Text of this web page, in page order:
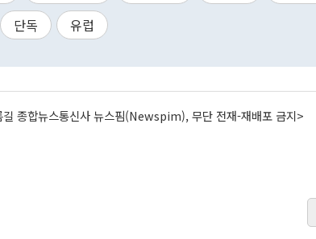
단독 유럽
종합뉴스통신사 뉴스핌(Newspim), 무단 전재-재배포 금지>